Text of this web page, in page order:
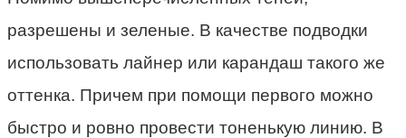
разрешены и зеленые. В качестве подводки
использовать лайнер или карандаш такого же
оттенка. Причем при помощи первого можно
быстро и ровно провести тоненькую линию. В